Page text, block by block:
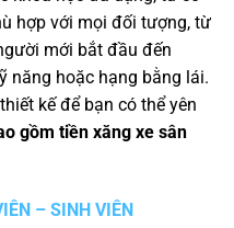
hợp với mọi đối tượng, từ
mới bắt đầu đến
năng hoặc hạng bằng lái.
kế để bạn có thể yên
gồm tiền xăng xe sân
– SINH VIÊN